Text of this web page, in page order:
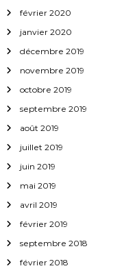
février 2020
janvier 2020
décembre 2019
novembre 2019
octobre 2019
septembre 2019
août 2019
juillet 2019
juin 2019
mai 2019
avril 2019
février 2019
septembre 2018
février 2018